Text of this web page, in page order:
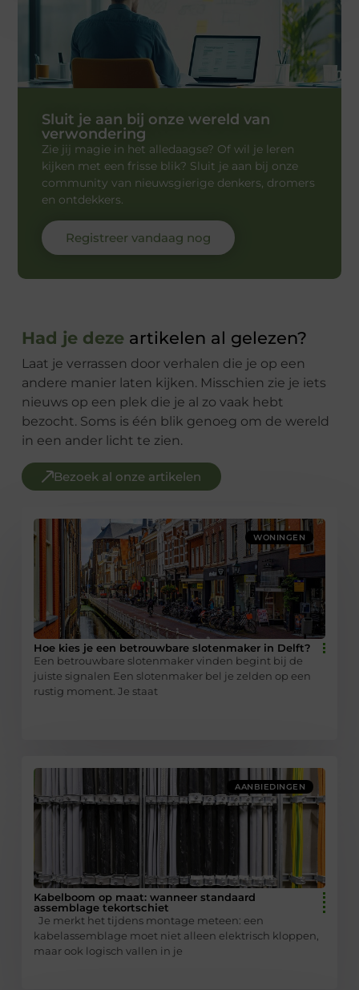
Sluit je aan bij onze wereld van
verwondering
Zie jij magie in het alledaagse? Of wil je leren
kijken met een frisse blik? Sluit je aan bij onze
community van nieuwsgierige denkers, dromers
en ontdekkers.
Registreer vandaag nog
Had je deze artikelen al gelezen?
Laat je verrassen door verhalen die je op een
andere manier laten kijken. Misschien zie je iets
nieuws op een plek die je al zo vaak hebt
bezocht. Soms is één blik genoeg om de wereld
in een ander licht te zien.
Bezoek al onze artikelen
WONINGEN
Hoe kies je een betrouwbare slotenmaker in Delft?
Een betrouwbare slotenmaker vinden begint bij de
juiste signalen Een slotenmaker bel je zelden op een
rustig moment. Je staat
AANBIEDINGEN
Kabelboom op maat: wanneer standaard
assemblage tekortschiet
Je merkt het tijdens montage meteen: een
kabelassemblage moet niet alleen elektrisch kloppen,
maar ook logisch vallen in je